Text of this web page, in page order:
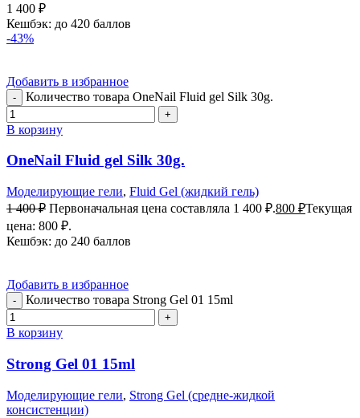
1 400 ₽
Кешбэк: до 420 баллов
-43%
Добавить в избранное
Количество товара OneNail Fluid gel Silk 30g.
В корзину
OneNail Fluid gel Silk 30g.
Моделирующие гели, Fluid Gel (жидкий гель)
1 400₽ Первоначальная цена составляла 1 400 ₽.800 ₽Текущая
цена: 800 ₽.
Кешбэк: до 240 баллов
Добавить в избранное
Количество товара Strong Gel 01 15ml
В корзину
Strong Gel 01 15ml
Моделирующие гели, Strong Gel (средне-жидкой
консистенции)